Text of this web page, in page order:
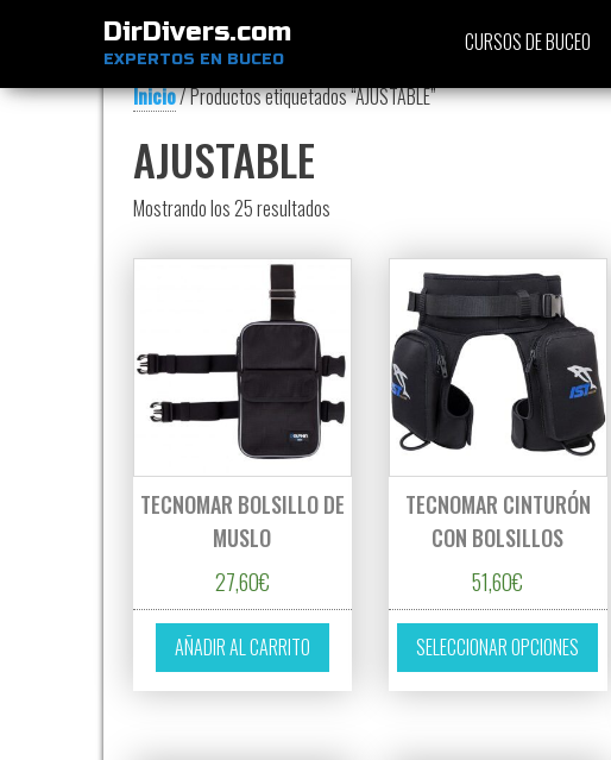
DirDivers.com
EXPERTOS EN BUCEO
CURSOS DE BUCEO
Inicio/ Productos etiquetados “AJUSTABLE”
AJUSTABLE
Mostrando los 25 resultados
TECNOMAR BOLSILLO DE
MUSLO
27,60€
AÑADIR AL CARRITO
TECNOMAR CINTURÓN
CON BOLSILLOS
51,60€
SELECCIONAR OPCIONES